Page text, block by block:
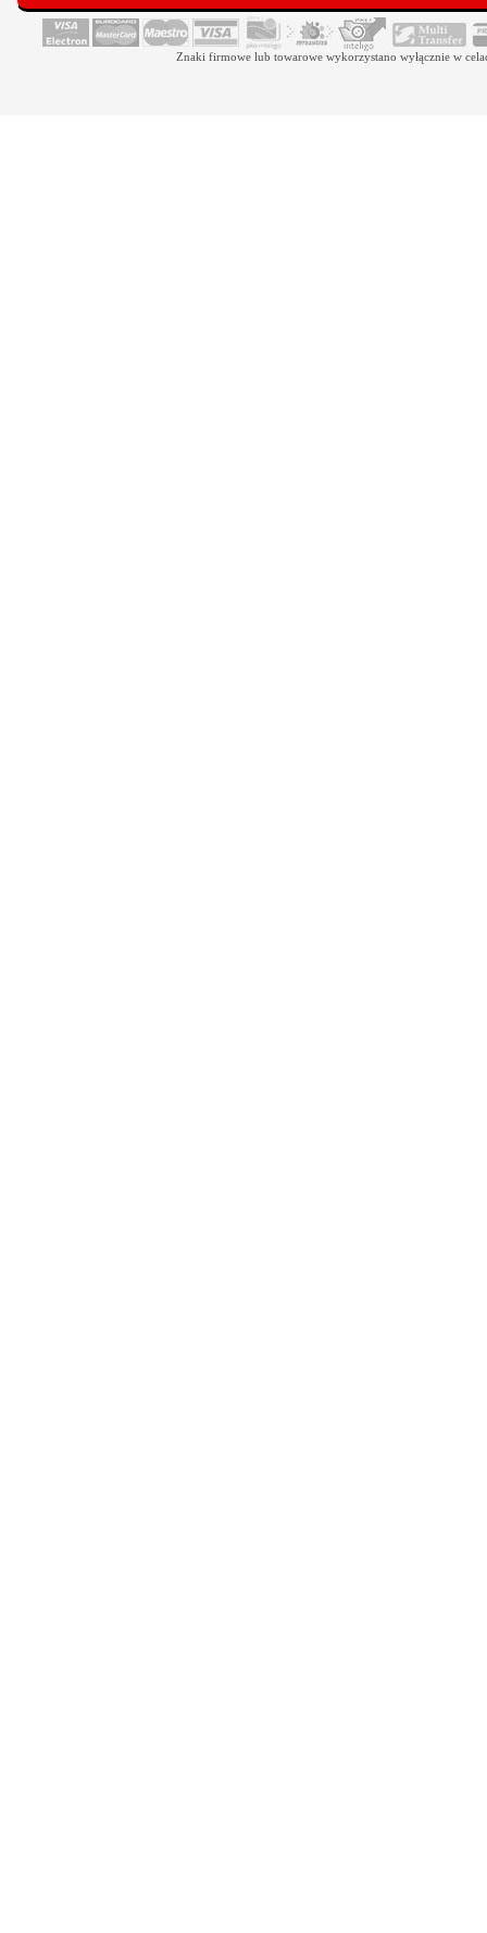
Znaki firmowe lub towarowe wykorzystano wyłącznie w